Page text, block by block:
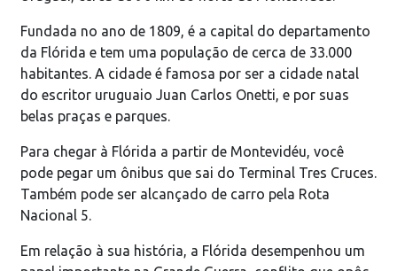
Fundada no ano de 1809, é a capital do departamento
da Flórida e tem uma população de cerca de 33.000
habitantes. A cidade é famosa por ser a cidade natal
do escritor uruguaio Juan Carlos Onetti, e por suas
belas praças e parques.
Para chegar à Flórida a partir de Montevidéu, você
pode pegar um ônibus que sai do Terminal Tres Cruces.
Também pode ser alcançado de carro pela Rota
Nacional 5.
Em relação à sua história, a Flórida desempenhou um